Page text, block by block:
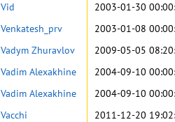
Vid
2003-01-30
Venkatesh_prv
2003-01-08
Vadym Zhuravlov
2009-05-05
Vadim Alexakhine
2004-09-10
Vadim Alexakhine
2004-09-10
Vacchi
2011-12-20